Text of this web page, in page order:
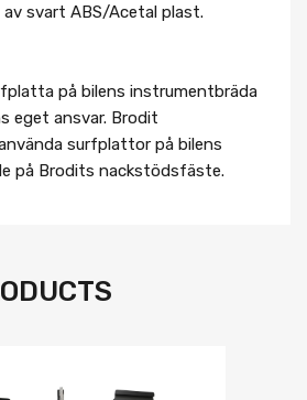
av svart ABS/Acetal plast.
på bilens instrumentbräda
eget ansvar. Brodit
surfplattor på bilens
på Brodits nackstödsfäste.